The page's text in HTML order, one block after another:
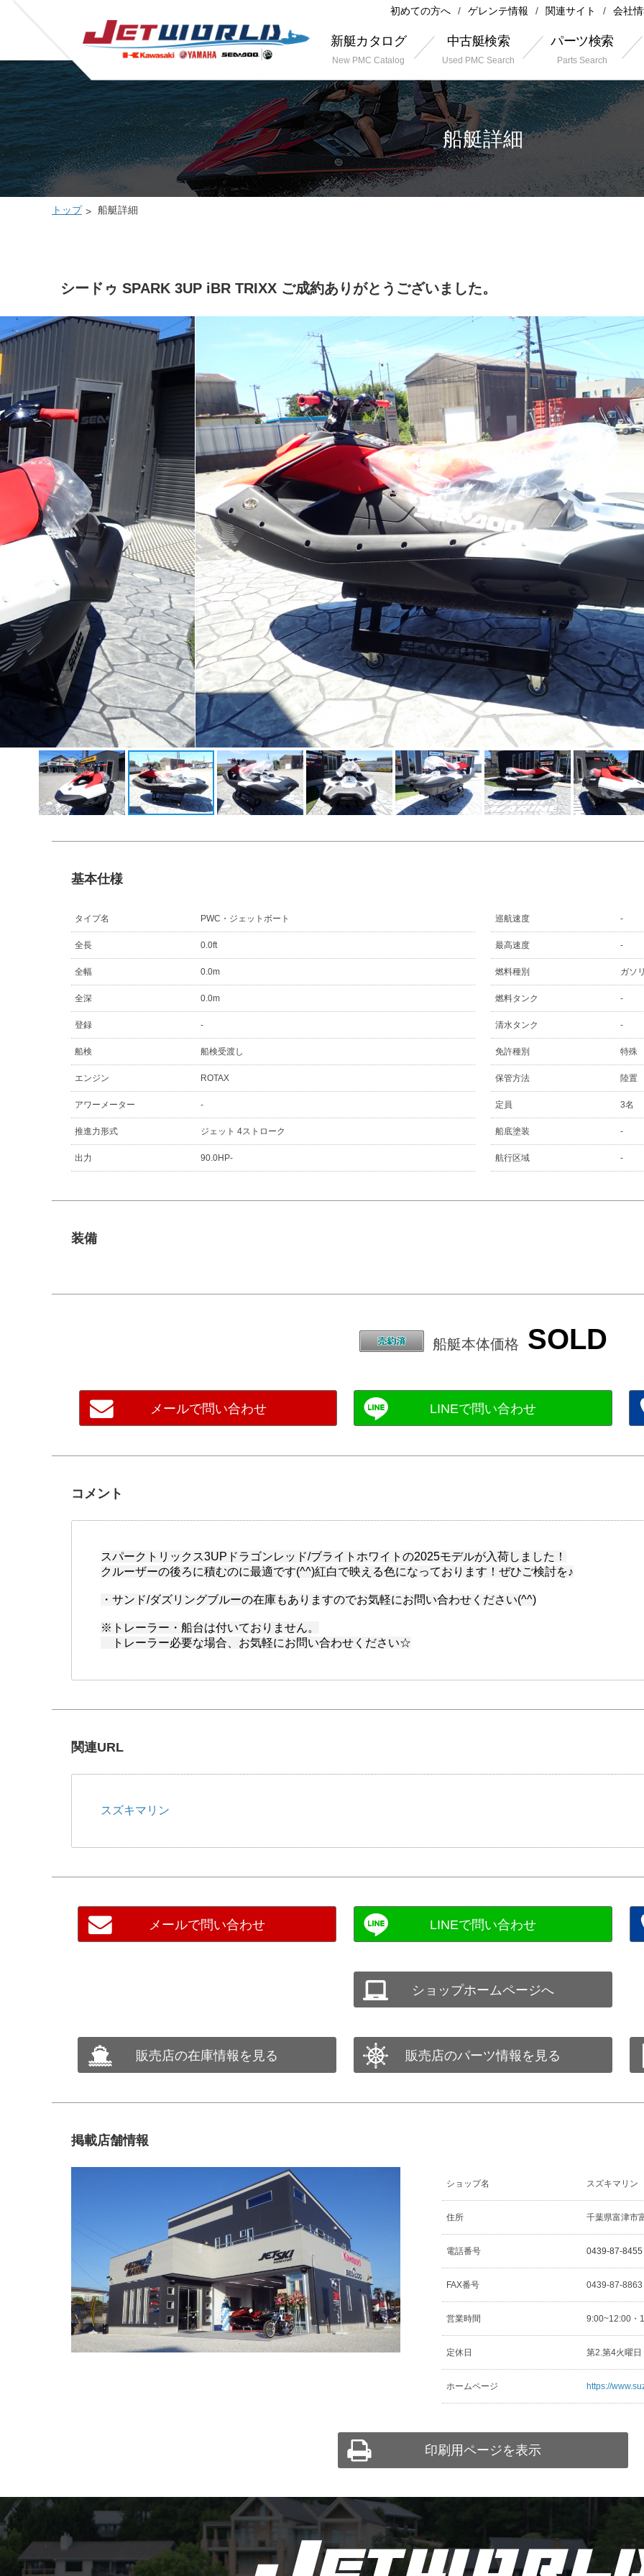
初めての方へ ゲレンテ情報 関連サイト 会社
新艇カタログ
New PMC Catalog
中古艇検索
Used PMC Search
パーツ検索
Parts Search
船艇詳細
トップ 船艇詳細
シードゥ SPARK 3UP iBR TRIXX ご成約ありがとうございました。
基本仕様
タイプ名 PWC・ジェットボート
全長 0.0ft
全幅 0.0m
全深 0.0m
登録 -
船検 船検受渡し
エンジン ROTAX
アワーメーター -
推進力形式 ジェット 4ストローク
出力 90.0HP-
巡航速度 -
最高速度 -
燃料種別 ガソ
燃料タンク -
清水タンク -
免許種別 特殊
保管方法 陸置
定員 3名
船底塗装 -
航行区域 -
装備
船艇本体価格 SOLD
メールで問い合わせ
コメント
スパークトリックス3UPドラゴンレッド/ブライトホワイトの2025モデルが入荷しました！
クルーザーの後ろに積むのに最適です(^^)紅白で映える色になっております！ぜひご検討を♪
・サンド/ダズリングブルーの在庫もありますのでお気軽にお問い合わせください(^^)
※トレーラー・船台は付いておりません。
トレーラー必要な場合、お気軽にお問い合わせください☆
関連URL
スズキマリン
メールで問い合わせ
ショップホームページへ
販売店の在庫情報を見る 販売店のパーツ情報を見る
掲載店舗情報
ショップ名 スズキマリン
住所 千葉県富津市
電話番号 0439-87-8455
FAX番号 0439-87-
営業時間 9:00~12:00・
定休日 第2.第4火曜
ホームページ https://
印刷用ページを表示